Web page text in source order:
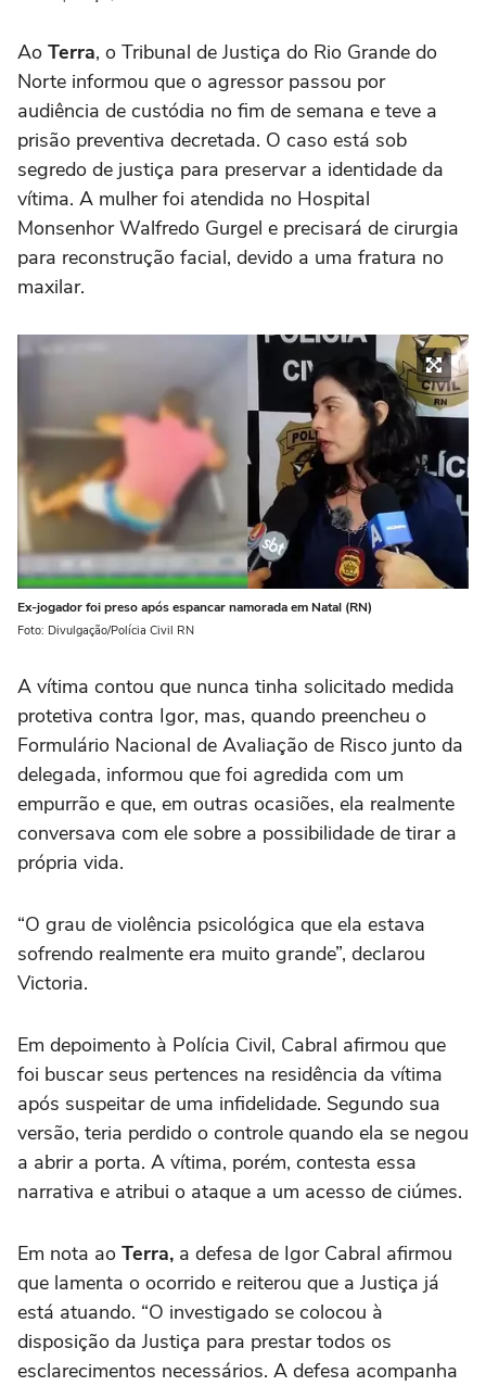
Ao Terra, o Tribunal de Justiça do Rio Grande do
Norte informou que o agressor passou por
audiência de custódia no fim de semana e teve a
prisão preventiva decretada. O caso está sob
segredo de justiça para preservar a identidade da
vítima. A mulher foi atendida no Hospital
Monsenhor Walfredo Gurgel e precisará de cirurgia
para reconstrução facial, devido a uma fratura no
maxilar.
Ex-jogador foi preso após espancar namorada em Natal (RN)
Foto: Divulgação/Polícia Civil RN
A vítima contou que nunca tinha solicitado medida
protetiva contra Igor, mas, quando preencheu o
Formulário Nacional de Avaliação de Risco junto da
delegada, informou que foi agredida com um
empurrão e que, em outras ocasiões, ela realmente
conversava com ele sobre a possibilidade de tirar a
própria vida.
“O grau de violência psicológica que ela estava
sofrendo realmente era muito grande”, declarou
Victoria.
Em depoimento à Polícia Civil, Cabral afirmou que
foi buscar seus pertences na residência da vítima
após suspeitar de uma infidelidade. Segundo sua
versão, teria perdido o controle quando ela se negou
a abrir a porta. A vítima, porém, contesta essa
narrativa e atribui o ataque a um acesso de ciúmes.
Em nota ao Terra, a defesa de Igor Cabral afirmou
que lamenta o ocorrido e reiterou que a Justiça já
está atuando. “O investigado se colocou à
disposição da Justiça para prestar todos os
esclarecimentos necessários. A defesa acompanha